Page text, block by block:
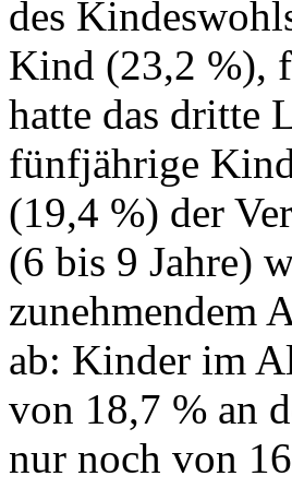
des
Kind (23,2 %),
hatte das dritte
fünfjährige
(19,4 %) der
(6 bis 9 Jahre)
zunehmendem
ab: Kinder im
von 18,7 % an
nur noch von